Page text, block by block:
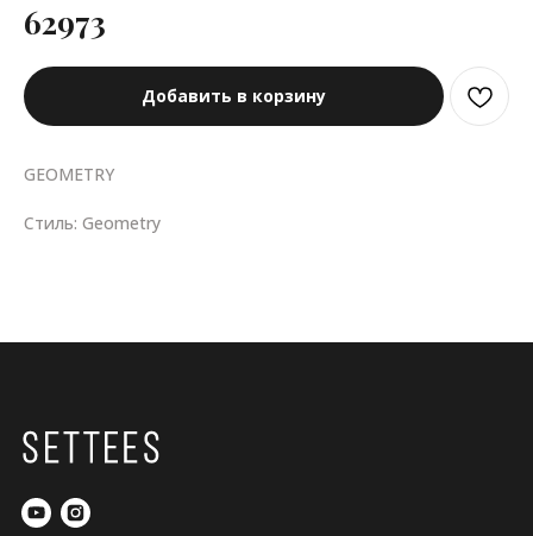
62973
Добавить в корзину
GEOMETRY
Стиль: Geometry